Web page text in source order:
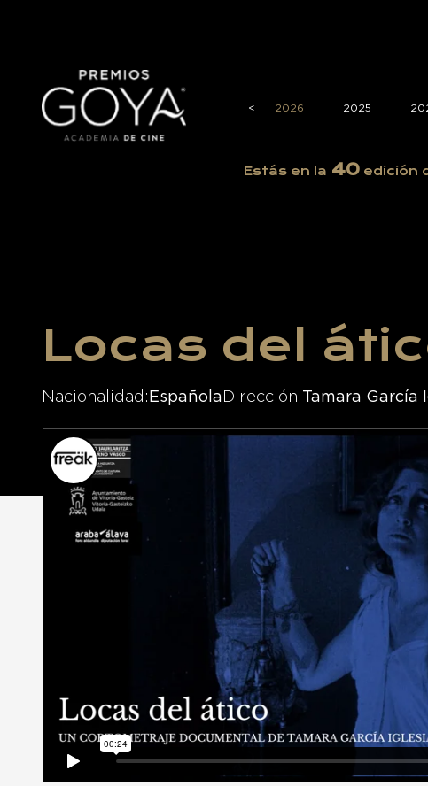
< 2026 2025
Estás en la 40 edición
Locas del
Nacionalidad Española Dirección Tamara García